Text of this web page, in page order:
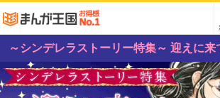
～シンデレラストーリー特集～ 迎えに来